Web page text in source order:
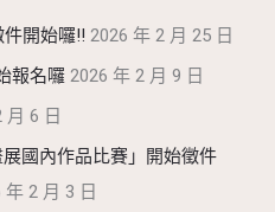
件開始囉!! 2026 年 2 月 25 日
報名囉 2026 年 2 月 9 日
月 6 日
展國內作品比賽」開始徵件
年 2 月 3 日